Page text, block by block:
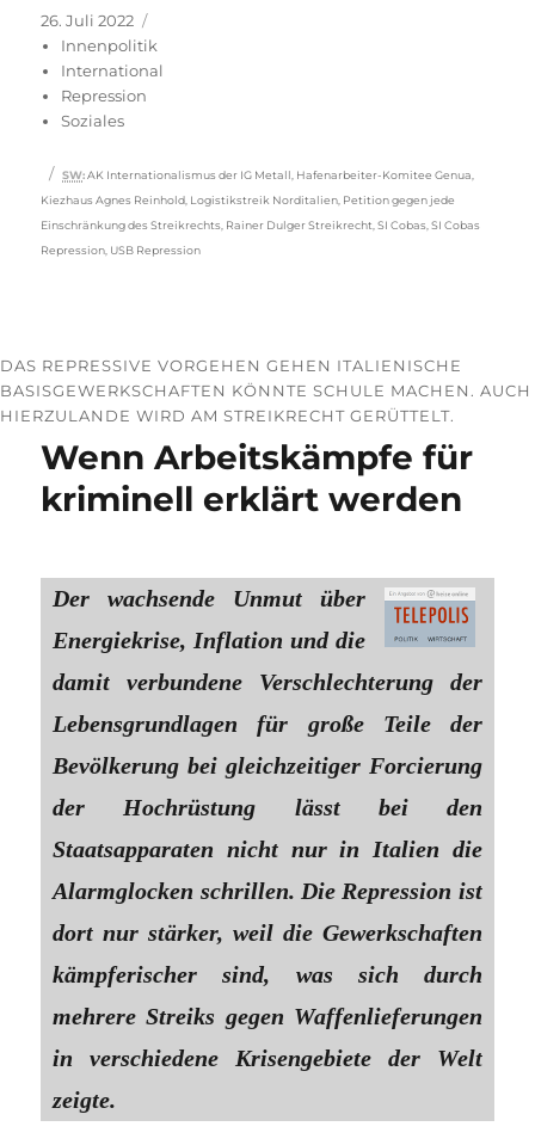
Veröffentlicht
am
26. Juli 2022
Innenpolitik
International
Repression
Soziales
Schlagwörter
SW: AK Internationalismus der IG Metall Hafenarbeiter-Komitee Genua
Kiezhaus Agnes Reinhold Logistikstreik Norditalien Petition gegen jede
Einschränkung des Streikrechts Rainer Dulger Streikrecht ,SI Cobas ,SI Cobas
Repression USB Repression
DAS REPRESSIVE VORGEHEN GEHEN ITALIENISCHE
BASISGEWERKSCHAFTEN KÖNNTE SCHULE MACHEN. AUCH
HIERZULANDE WIRD AM STREIKRECHT GERÜTTELT.
Wenn Arbeitskämpfe für
kriminell erklärt werden
Der wachsende Unmut über
Energiekrise, Inflation und die
damit verbundene Verschlechterung der
Lebensgrundlagen für große Teile der
Bevölkerung bei gleichzeitiger Forcierung
der Hochrüstung lässt bei den
Staatsapparaten nicht nur in Italien die
Alarmglocken schrillen. Die Repression ist
dort nur stärker, weil die Gewerkschaften
kämpferischer sind, was sich durch
mehrere Streiks gegen Waffenlieferungen
in verschiedene Krisengebiete der Welt
zeigte.